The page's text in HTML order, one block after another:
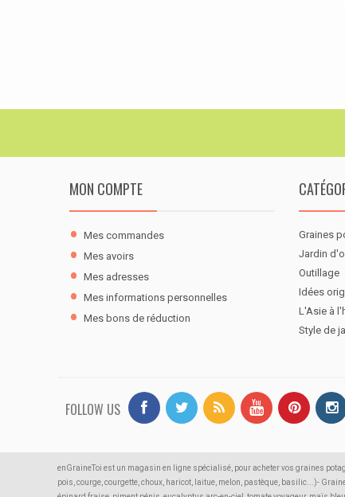
MON COMPTE
Mes commandes
Mes avoirs
Mes adresses
Mes informations personnelles
Mes bons de réduction
Graines
Jardin
Outillage
Idées
L'Asie à
Style de
FOLLOW US
enGraineToi est un magasin en ligne spécialisé, pour acheter vos graines
pois, courge, courgette, choux, haricot, laitue, melon, pastèque, basilic...)-